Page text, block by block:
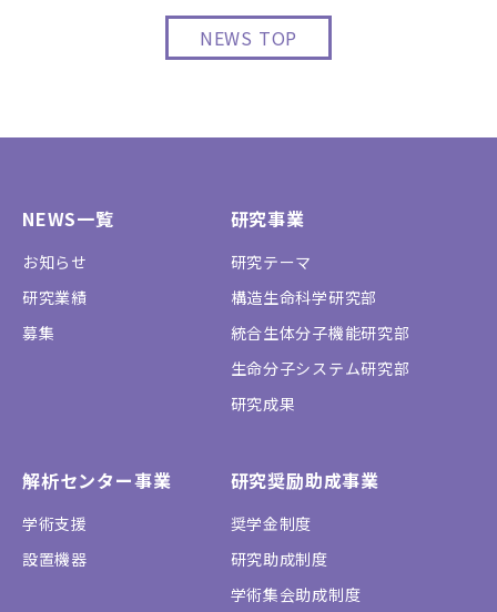
NEWS TOP
NEWS一覧
お知らせ
研究業績
募集
研究事業
研究テーマ
構造生命科学研究部
統合生体分子機能研究部
生命分子システム研究部
研究成果
解析センター事業
学術支援
設置機器
研究奨励助成事業
奨学金制度
研究助成制度
学術集会助成制度